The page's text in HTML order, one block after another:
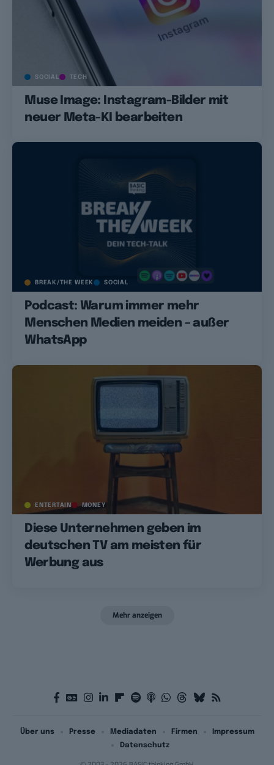
SOCIAL TECH
Muse Image: Instagram-Bilder mit
neuer Meta-KI bearbeiten
BREAK/THE WEEK SOCIAL
Podcast: Warum immer mehr
Menschen Medien meiden – außer
WhatsApp
ENTERTAIN MONEY
Diese Unternehmen geben im
deutschen TV am meisten für
Werbung aus
Mehr anzeigen
Über uns Presse Mediadaten Firmen
Impressum
Datenschutz